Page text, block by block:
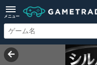
メニュー